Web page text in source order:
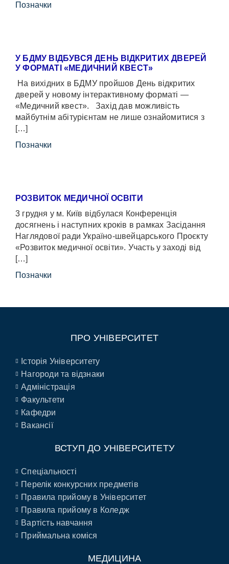
Позначки
У БДМУ ВІДБУВСЯ ДЕНЬ ВІДКРИТИХ ДВЕРЕЙ
У ФОРМАТІ «МЕДИЧНИЙ КВЕСТ»
На вихідних в БДМУ пройшов День відкритих
дверей у новому інтерактивному форматі —
«Медичний квест». Захід дав можливість
майбутнім абітурієнтам не лише ознайомитися з
[…]
Позначки
РОЗВИТОК МЕДИЧНОЇ ОСВІТИ
3 грудня у м. Київ відбулася Конференція
досягнень і наступних кроків в рамках Засідання
Наглядової ради Україно-швейцарського Проєкту
«Розвиток медичної освіти». Участь у заході від
[…]
Позначки
ПРО УНІВЕРСИТЕТ
Історія Університету
Нагороди та відзнаки
Адміністрація
Факультети
Кафедри
Вакансії
ВСТУП ДО УНІВЕРСИТЕТУ
Спеціальності
Перелік конкурсних предметів
Правила прийому в Університет
Правила прийому в Коледж
Вартість навчання
Приймальна коміся
МЕДИЦИНА